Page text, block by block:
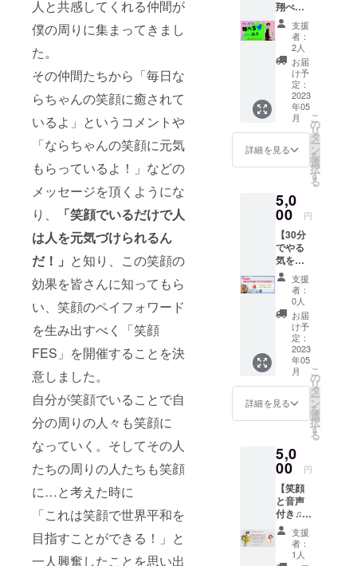
人と共感してくれる仲間が
僕の周りに集まってきまし
た。
その仲間たちから「毎日な
らちゃんの笑顔に癒されて
いるよ」というコメントや
「ならちゃんの笑顔に元気
もらっているよ！」などの
メッセージを頂くようにな
り、
「笑顔でいるだけで人
は人を元気づけられるん
だ！」 と知り、この笑顔の
効果を皆さんに知ってもら
い、笑顔のペイフォワード
を生み出すべく「笑顔
FES」を開催することを決
意しました。
自分が笑顔でいることで自
分の周りの人々も笑顔に
なっていく。そしてその人
たちの周りの人たちも笑顔
に…と考えた時に
「これは笑顔で世界平和を
目指すことができる！」と
一人興奮したことを思い出
を聴く
際はお
互いに
傾聴の
姿勢で
臨みま
しょ
う。 ＊
お話し
合いの
後もお
互いが
繋が
り、心
関係性
を保っ
ていけ
ること
を望み
ます。
✼••┈┈••
✼••┈┈••
✼••┈┈••
✼••┈┈••
✼ 《リ
ターン
提供・
施行責
任者》
主催・
運営
ス内容
に関す
る効果
効能
は、個
人の体
感であ
り 全て
を保証
ルにて
ご相談
の上、
決定し
ます。
＊５月
７日以
降に日
程を調
整させ
ていた
だきま
す。 ☆
実施方
ライン
(zoom
の予定)
または
対面
【備考
欄に必
ずご記
入下さ
い】 オ
ンライ
ンまた
は対面
の希望
＊対面
の場合
は、原
則、ご
指定し
(神奈川
県内)に
て実施
しま
す。
（会場
までの
交通費
は各自
りずつ
時間を
設定さ
せてい
ただき
す。）
☆ご相
談時間
おひと
分〜1時
間 (もう
かるこ
ともあ
ります)
☆実施
日 メー
ルにて
ご相談
の上、
決定し
ます。
＊５月
７日以
降に日
程を調
整させ
ていた
だきま
す。 ☆
実施方
ライン
(zoom
の予定)
または
対面
【備考
欄に必
ずご記
入下さ
い】 オ
うと
思って
いるけ
ど、何
だか不
安・・
・ など
など、
上記以
外のこ
大丈夫
で
でも多
かれ、
少なか
れ、悩
みを抱
えてい
ると思
いま
す。 誰
かに相
談した
いこ
とって
ありま
すよ
自身も
いろい
みを抱
える
中、カ
ウンセ
リング
を受
け、こ
ころの
勉強を
する中
子 ・
サービ
ス内容
に関す
る効果
効能
は、個
人の体
感であ
り 全て
するも
のでは
画像や
知的財
産、著
作権は
提供・
施行責
任者に
帰属し
ます。
✼••┈┈••
✼••┈┈••
✼••┈┈••
✼••┈┈••
だ！と
自分以
外の“何
か”にな
ろうと
してき
まし
た。 周
りの求
める自
分を演
じて、
ことも
わから
なくな
りまし
た。 た
だ、そ
のまま
の自分
を愛し
てほし
かっ
た。 そ
のため
には、
まず自
のまま
の自分
過程が
必要で
した。
「自分
に生ま
れてよ
かっ
た」 そ
う思え
セミ
ナー付
き ・30
日間毎
朝えい
こりん
からダ
イエッ
ト知識
が届く
ライン
グルー
イエッ
ト！ ・
その中
であな
たに
合った
ダイ
エット
方法ア
ドバイ
ス ・食
事に関
する疑
問もラ
イング
ループ
で気軽
方法で
痩せた
い方、
健康的
に痩せ
たい
方、痩
せ習慣
を身に
翔べる
Twitter
講座】
今まで
Twitter
をあま
り使っ
たこと
がな
い。い
まいち
使い方
が分か
らない
も、楽
しく
なっ
ちゃう
方法を
教えま
す。
Twitter
には可
能性が
いっぱ
いある
ので、
それを
惜しみ
なくお
伝えし
宇宙の
果てま
で翔び
ましょ
う！
5/15
21:00-
22:00に
Zoomで
支援
者：
2人
お届
け予
定：
2023
年05
月
詳細を見る
こ
の
リ
タ
ー
ン
を
選
択
す
る
5,0
00 円
【30分
でやる
気を引
き出
す！や
る気の
スイッ
チコー
チン
グ】 目
標や夢
がある
方、未
来にワ
クワク
したい
見！そ
の目標
や夢が
叶っ
ちゃっ
ている
未来の
自分か
ら今を
支援
者：
0人
お届
け予
定：
2023
年05
月
詳細を見る
こ
の
リ
タ
ー
ン
を
選
択
す
る
5,0
00 円
【笑顔
と音声
付き♫
ゆー
ちゃん
と一緒
支援
者：
1人